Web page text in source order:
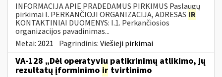
INFORMACIJA APIE PRADEDAMUS PIRKIMUS Paslaugų
pirkimai I. PERKANČIOJI ORGANIZACIJA, ADRESAS IR
KONTAKTINIAI DUOMENYS: I.1. Perkančiosios
organizacijos pavadinimas...
Metai: 2021 Pagrindinis:Viešieji pirkimai
VA-128 „Dėl operatyvių patikrinimų atlikimo, jų
rezultatų įforminimo ir tvirtinimo